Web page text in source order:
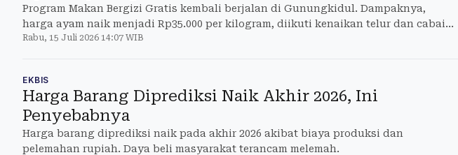
Program Makan Bergizi Gratis kembali berjalan di Gunungkidul. Dampaknya,
harga ayam naik menjadi Rp35.000 per kilogram, diikuti kenaikan telur dan cabai
rawit.
Rabu, 15 Juli 2026 14:07 WIB
EKBIS
Harga Barang Diprediksi Naik Akhir 2026, Ini
Penyebabnya
Harga barang diprediksi naik pada akhir 2026 akibat biaya produksi dan
pelemahan rupiah. Daya beli masyarakat terancam melemah.